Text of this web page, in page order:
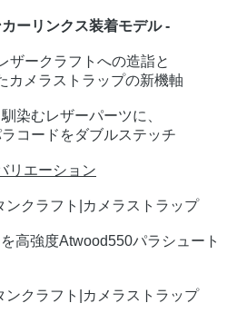
ーリンクス装着モデル -
ザークラフトへの造詣と
カメラストラップの新機軸
染むレザーパーツに、
コードをダブルステッチ
リエーション
高強度Atwood550パラシュート